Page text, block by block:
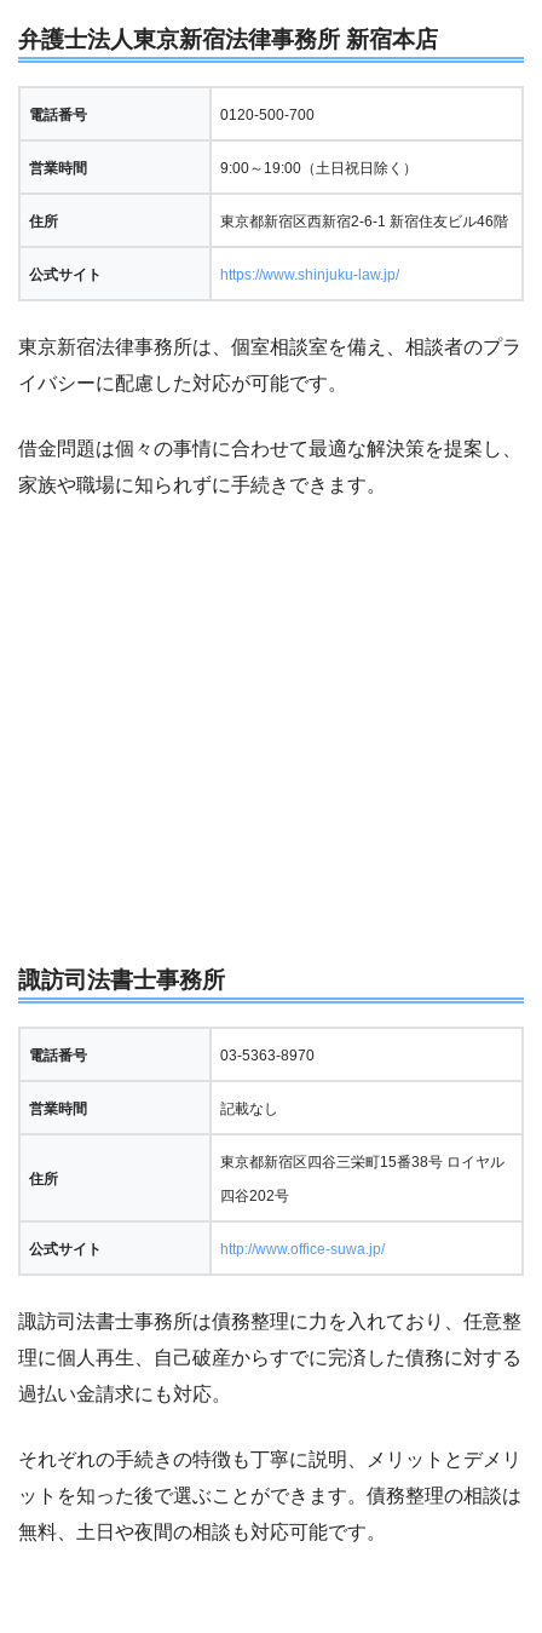
弁護士法人東京新宿法律事務所 新宿本店
電話番号 0120-500-700
営業時間 9:00～19:00（土日祝日除く）
住所 東京都新宿区西新宿2-6-1 新宿住友ビル46階
公式サイト https://www.shinjuku-law.jp/
東京新宿法律事務所は、個室相談室を備え、相談者のプラ
イバシーに配慮した対応が可能です。
借金問題は個々の事情に合わせて最適な解決策を提案し、
家族や職場に知られずに手続きできます。
諏訪司法書士事務所
電話番号 03-5363-8970
営業時間 記載なし
住所
東京都新宿区四谷三栄町15番38号 ロイヤル
四谷202号
公式サイト http://www.office-suwa.jp/
諏訪司法書士事務所は債務整理に力を入れており、任意整
理に個人再生、自己破産からすでに完済した債務に対する
過払い金請求にも対応。
それぞれの手続きの特徴も丁寧に説明、メリットとデメリ
ットを知った後で選ぶことができます。債務整理の相談は
無料、土日や夜間の相談も対応可能です。